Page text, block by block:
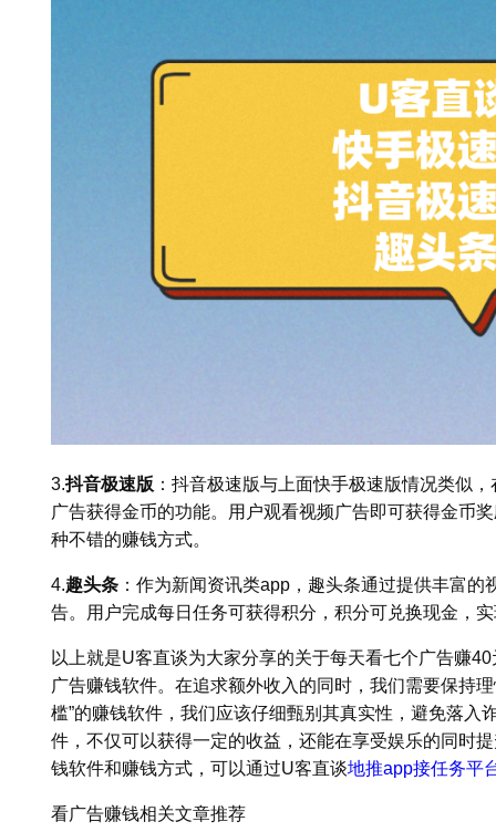
3.抖音极速版 ：抖音极速版与上面快手极速版情况类似
广告获得金币的功能。用户观看视频广告即可获得金币
种不错的赚钱方式。
4.趣头条 ：作为新闻资讯类app，趣头条通过提供丰富
告。用户完成每日任务可获得积分，积分可兑换现金，
以上就是U客直谈为大家分享的关于每天看七个广告赚
广告赚钱软件。在追求额外收入的同时，我们需要保持
槛”的赚钱软件，我们应该仔细甄别其真实性，避免落入
件，不仅可以获得一定的收益，还能在享受娱乐的同时
钱软件和赚钱方式，可以通过U客直谈地推app接任务平
看广告赚钱相关文章推荐